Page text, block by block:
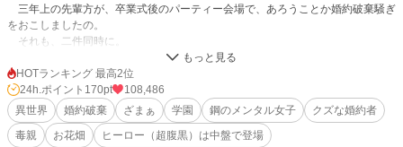
三年上の先輩方が、卒業式後のパーティー会場で、あろうことか婚約破棄騒ぎ
をおこしましたの。
それも、二件同時に。
どちらも浮気ではなく、〈真実の愛〉だと騒いでいたと聞きました。
一人は幼馴染と、もうひと方は義妹と。
なら、私はどうなるのでしょう。
だって、私の婚約者のそばには、常に元幼馴染であり義妹でもある方が寄り添
っておられますから。
HOTランキング 最高2位
24h.ポイント 170pt
108,486
異世界
婚約破棄 ざまぁ 学園 鋼のメンタル女子
クズな婚約者
毒親
お花畑
ヒーロー（超腹黒）は中盤で登場